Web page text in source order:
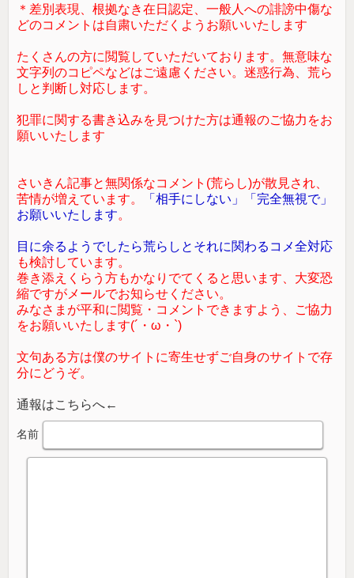
＊差別表現、根拠なき在日認定、一般人への誹謗中傷な
どのコメントは自粛いただくようお願いいたします
たくさんの方に閲覧していただいております。無意味な
文字列のコピペなどはご遠慮ください。迷惑行為、荒ら
しと判断し対応します。
犯罪に関する書き込みを見つけた方は通報のご協力をお
願いいたします
さいきん記事と無関係なコメント(荒らし)が散見され、
苦情が増えています。
「相手にしない」「完全無視で」
お願いいたします。
目に余るようでしたら荒らしとそれに関わるコメ全対応
も検討しています。
巻き添えくらう方もかなりでてくると思います、大変恐
縮ですがメールでお知らせください。
みなさまが平和に閲覧・コメントできますよう、ご協力
をお願いいたします(´・ω・`)
文句ある方は僕のサイトに寄生せずご自身のサイトで存
分にどうぞ。
通報はこちらへ←
名前